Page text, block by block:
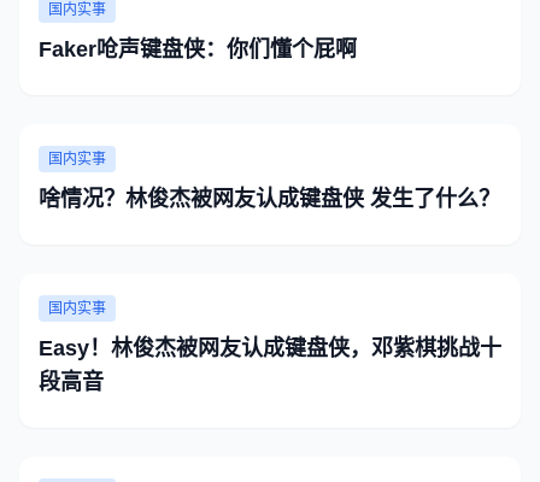
国内实事
Faker呛声键盘侠：你们懂个屁啊
国内实事
啥情况？林俊杰被网友认成键盘侠 发生了什么？
国内实事
Easy！林俊杰被网友认成键盘侠，邓紫棋挑战十
段高音